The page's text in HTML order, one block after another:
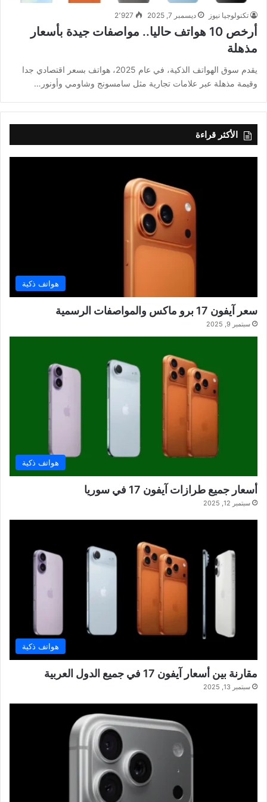
تكنولوجيا نيوز ديسمبر 7, 2025 2٬927
أرخص 10 هواتف حاليا.. مواصفات جيدة بأسعار
مذهلة
يقدم سوق الهواتف الذكية، في عام 2025، هواتف بسعر اقتصادي جدا
وقيمة مذهلة عبر علامات تجارية مثل سامسونج وشاومي وأونور…
الأكثر قراءة
هواتف ذكية
سعر آيفون 17 برو ماكس والمواصفات الرسمية
سبتمبر 9, 2025
هواتف ذكية
أسعار جميع طرازات آيفون 17 في سوريا
سبتمبر 12, 2025
هواتف ذكية
مقارنة بين أسعار آيفون 17 في جميع الدول العربية
سبتمبر 13, 2025